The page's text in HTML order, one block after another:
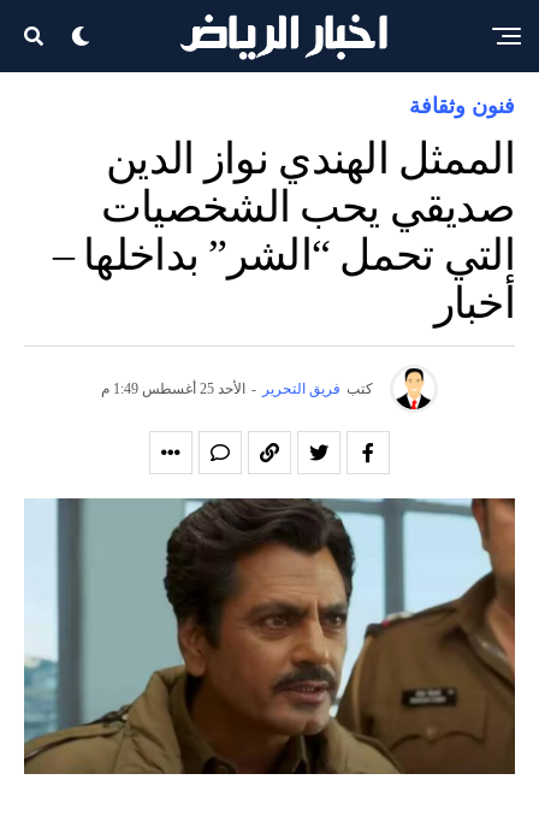
فنون وثقافة
الممثل الهندي نواز الدين
صديقي يحب الشخصيات
التي تحمل “الشر” بداخلها –
أخبار
كتب فريق التحرير - الأحد 25 أغسطس 1:49 م